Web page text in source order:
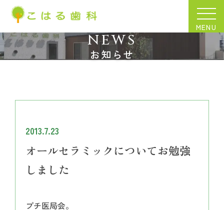
MENU
お知らせ
NEWS
2013.7.23
オールセラミックについてお勉強
しました
プチ医局会。